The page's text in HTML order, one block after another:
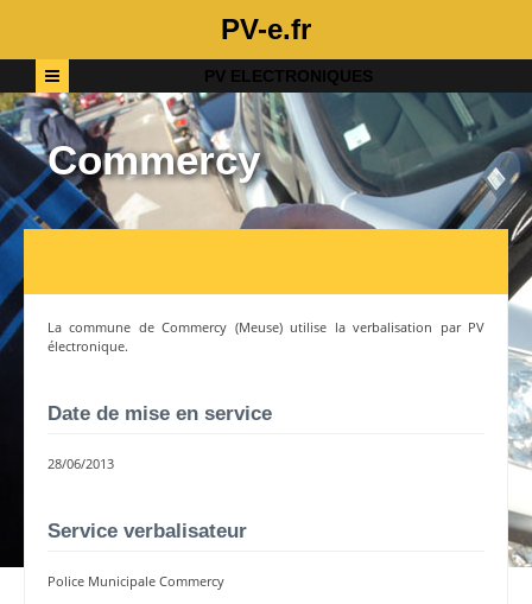
PV-e.fr
PV ELECTRONIQUES
Commercy
La commune deCommercy (Meuse) utilise la verbalisation par PV
électronique.
Date de mise en service
28/06/2013
Service verbalisateur
Police Municipale Commercy